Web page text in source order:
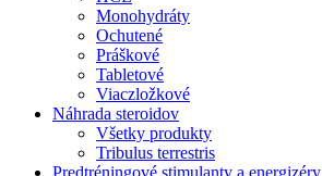
Monohydráty
Ochutené
Práškové
Tabletové
Viaczložkové
Náhrada steroidov
Všetky produkty
Tribulus terrestris